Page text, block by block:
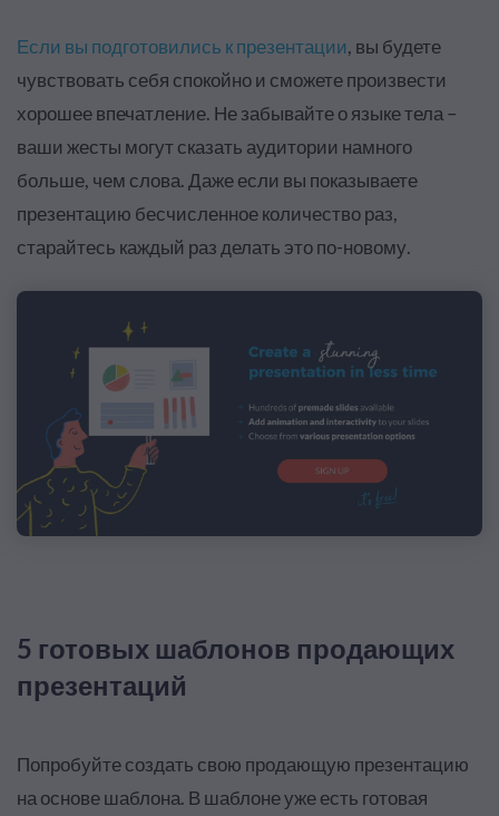
Если вы подготовились к презентации, вы будете
чувствовать себя спокойно и сможете произвести
хорошее впечатление. Не забывайте о языке тела –
ваши жесты могут сказать аудитории намного
больше, чем слова. Даже если вы показываете
презентацию бесчисленное количество раз,
старайтесь каждый раз делать это по-новому.
5 готовых шаблонов продающих
презентаций
Попробуйте создать свою продающую презентацию
на основе шаблона. В шаблоне уже есть готовая